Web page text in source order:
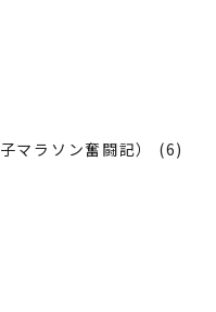
マラソン奮闘記） (6)